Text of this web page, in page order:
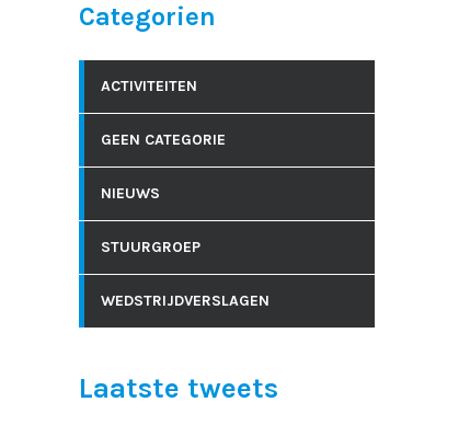
Categorien
ACTIVITEITEN
GEEN CATEGORIE
NIEUWS
STUURGROEP
WEDSTRIJDVERSLAGEN
Laatste tweets